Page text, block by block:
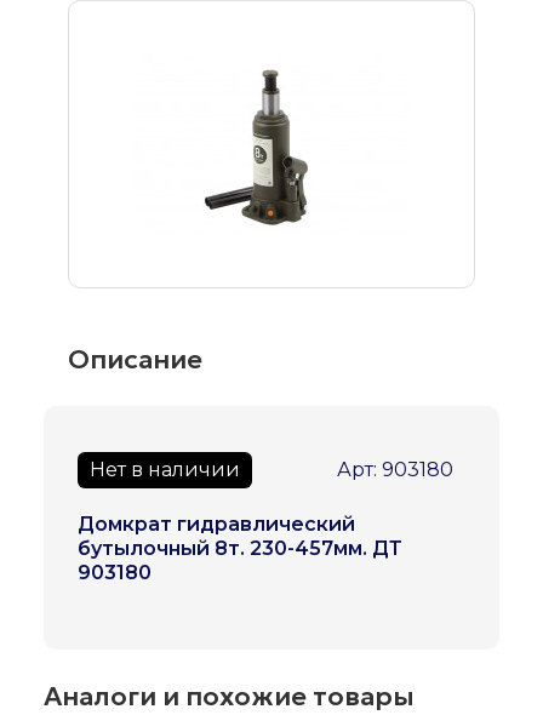
Описание
Арт: 903180
Нет в наличии
Домкрат гидравлический
бутылочный 8т. 230-457мм. ДТ
903180
Аналоги и похожие товары